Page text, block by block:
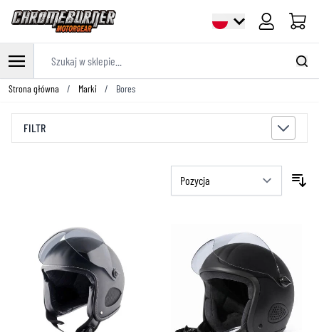
Cart
Przejdź do treści
Strona główna / Marki / Bores
FILTR